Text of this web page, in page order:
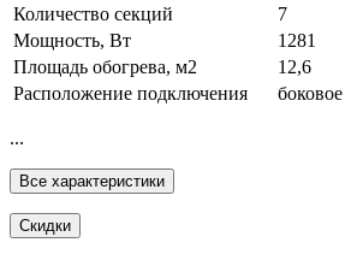
Количество секций
7
Мощность, Вт
1281
Площадь обогрева, м2
12,6
Расположение подключения
боковое
...
Все характеристики
Скидки